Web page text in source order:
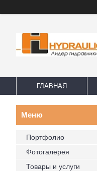
ГЛАВНАЯ
Портфолио
Фотогалерея
Товары и услуги